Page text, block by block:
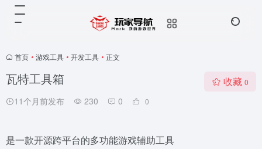
首页 • 游戏工具 • 开发工具 • 正文
瓦特工具箱
11个月前发布 230 0 0
收藏 0
是一款开源跨平台的多功能游戏辅助工具